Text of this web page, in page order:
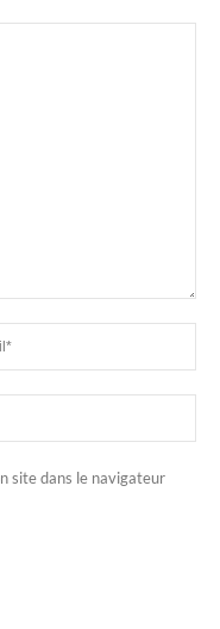
site dans le navigateur